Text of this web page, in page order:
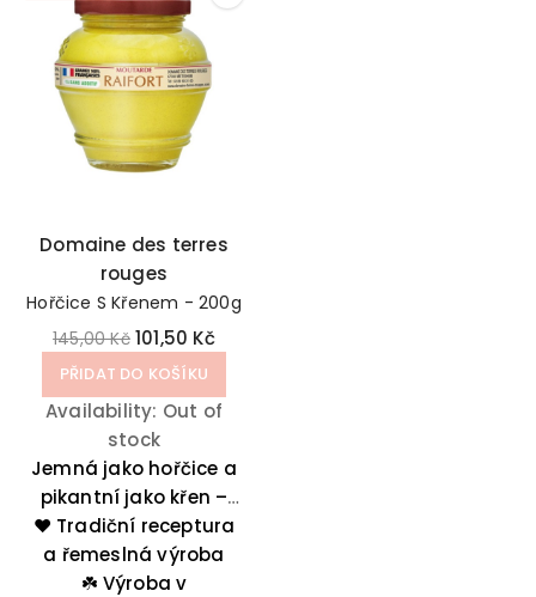
Domaine des terres
rouges
Hořčice S Křenem - 200g
145,00 Kč 101,50 Kč
PŘIDAT DO KOŠÍKU
Availability: Out of
stock
Jemná jako hořčice a
pikantní jako křen –
hořčice s křenem je
ideální k uzeninám,
drůbeži nebo uzeným
❤️ Tradiční receptura
a řemeslná výroba
☘️ Výroba v